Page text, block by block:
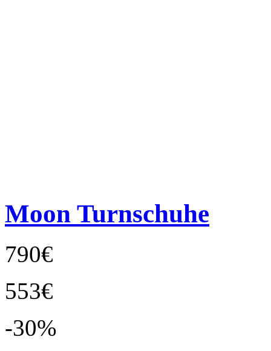
Moon Turnschuhe
790€
553€
-30%